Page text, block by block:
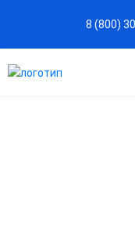
8 (800)